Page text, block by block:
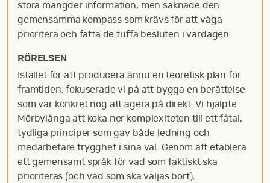
stora mängder information, men saknade den
gemensamma kompass som krävs för att våga
prioritera och fatta de tuffa besluten i vardagen.
RÖRELSEN
Istället för att producera ännu en teoretisk plan för
framtiden, fokuserade vi på att bygga en berättelse
som var konkret nog att agera på direkt. Vi hjälpte
Mörbylånga att koka ner komplexiteten till ett fåtal,
tydliga principer som gav både ledning och
medarbetare trygghet i sina val. Genom att etablera
ett gemensamt språk för vad som faktiskt ska
prioriteras (och vad som ska väljas bort),